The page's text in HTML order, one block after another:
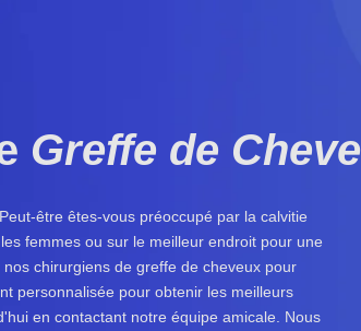
Greffe de
être êtes-vous préoccupé par la calvitie
femmes ou sur le meilleur endroit pour une
chirurgiens de greffe de cheveux pour
personnalisée pour obtenir les meilleurs
en contactant notre équipe amicale. Nous